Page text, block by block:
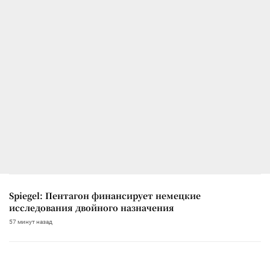
Spiegel: Пентагон финансирует немецкие
исследования двойного назначения
57 минут назад